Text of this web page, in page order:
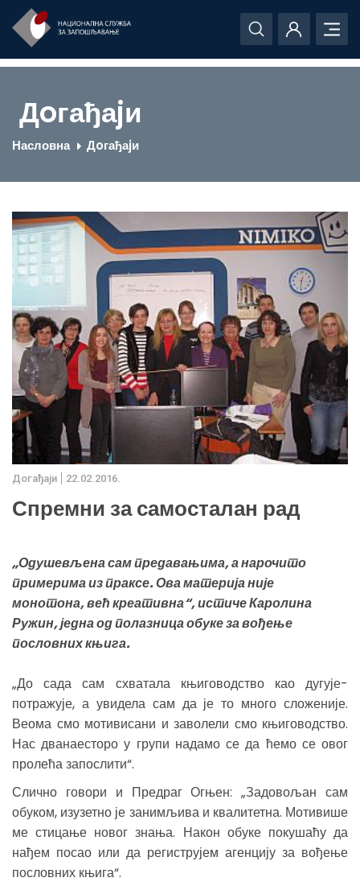
Дoгађаjи
Насловна Дoгађаjи
Дoгађаjи 22.02.2016.
Спремни за самосталан рад
„Одушевљена сам предавањима, а нарочито
примерима из праксе. Ова материја није
монотона, већ креативна“, истиче Каролина
Ружин, једна од полазница обуке за вођење
пословних књига.
„До сада сам схватала књиговодство као дугује-
потражује, а увидела сам да је то много сложеније.
Веома смо мотивисани и заволели смо књиговодство.
Нас дванаесторо у групи надамо се да ћемо се овог
пролећа запослити“.
Слично говори и Предраг Огњен: „Задовољан сам
обуком, изузетно је занимљива и квалитетна. Мотивише
ме стицање новог знања. Након обуке покушаћу да
нађем посао или да региструјем агенцију за вођење
пословних књига“.